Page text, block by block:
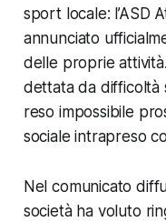
sport locale: l’ASD
annunciato
delle proprie
dettata da difficoltà
reso impossibile
sociale intrapreso
Nel comunicato
società ha voluto